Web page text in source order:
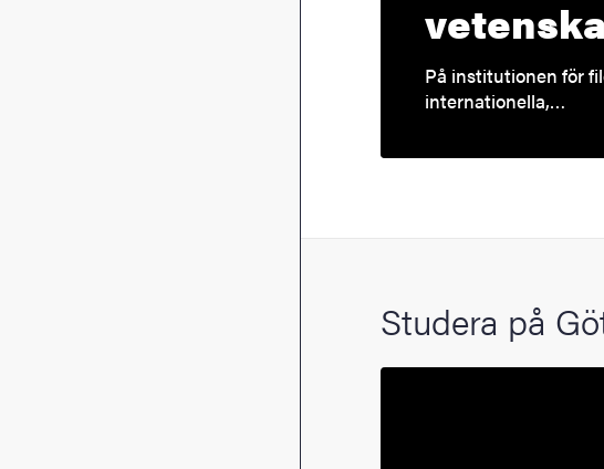
På institutionen för
internationella,…
Studera på